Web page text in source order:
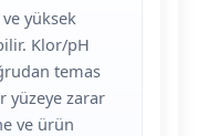
yüksek
Klor/pH
temas
yüzeye zarar
ve ürün